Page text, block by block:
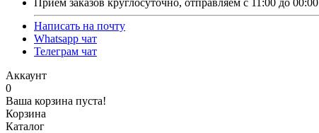
Прием заказов круглосуточно, отправляем с 11:00 до 00:00
Написать на почту
Whatsapp чат
Телеграм чат
Аккаунт
0
Ваша корзина пуста!
Корзина
Каталог